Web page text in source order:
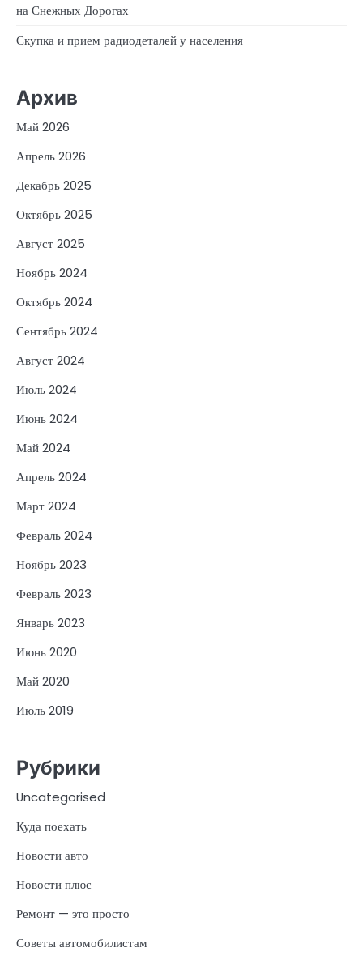
на Снежных Дорогах
Скупка и прием радиодеталей у населения
Архив
Май 2026
Апрель 2026
Декабрь 2025
Октябрь 2025
Август 2025
Ноябрь 2024
Октябрь 2024
Сентябрь 2024
Август 2024
Июль 2024
Июнь 2024
Май 2024
Апрель 2024
Март 2024
Февраль 2024
Ноябрь 2023
Февраль 2023
Январь 2023
Июнь 2020
Май 2020
Июль 2019
Рубрики
Uncategorised
Куда поехать
Новости авто
Новости плюс
Ремонт — это просто
Советы автомобилистам